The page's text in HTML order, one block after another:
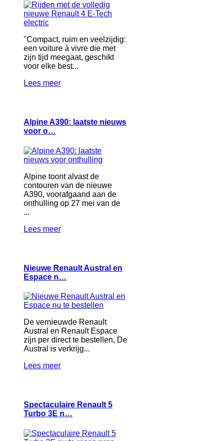
"Compact, ruim en veelzijdig:
een voiture à vivre die met
zijn tijd meegaat, geschikt
voor elke best...
Lees meer
Alpine A390: laatste nieuws
voor o…
Alpine toont alvast de
contouren van de nieuwe
A390, voorafgaand aan de
onthulling op 27 mei van de
...
Lees meer
Nieuwe Renault Austral en
Espace n…
De vernieuwde Renault
Austral en Renault Espace
zijn per direct te bestellen, De
Austral is verkrijg...
Lees meer
Spectaculaire Renault 5
Turbo 3E n…